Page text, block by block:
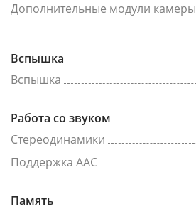
Дополнительные модули камеры
Вспышка
Вспышка
Работа со звуком
Стереодинамики
Поддержка AAC
Память